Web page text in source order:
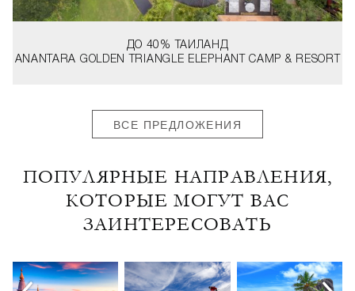
ANANTARA GOLDEN TRIANGLE ELEPHANT CAMP & RESORT
ДО 40% ТАИЛАНД
ВСЕ ПРЕДЛОЖЕНИЯ
ПОПУЛЯРНЫЕ НАПРАВЛЕНИЯ,
КОТОРЫЕ МОГУТ ВАС
ЗАИНТЕРЕСОВАТЬ